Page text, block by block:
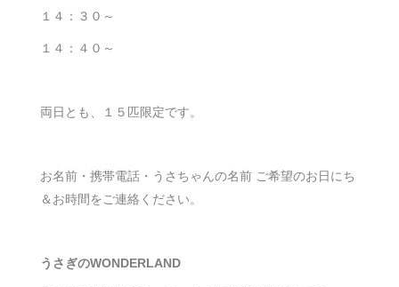
１４：３０～
１４：４０～
両日とも、１５匹限定です。
お名前・携帯電話・うさちゃんの名前 ご希望のお日にち
＆お時間をご連絡ください。
うさぎのWONDERLAND